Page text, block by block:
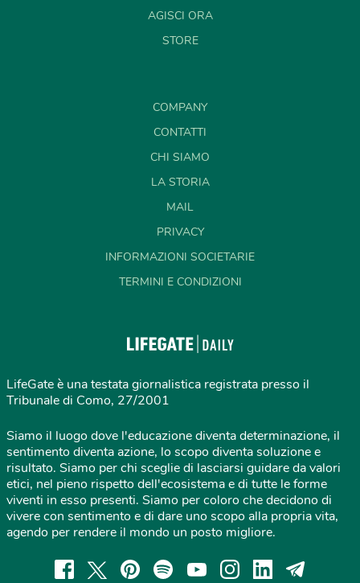
AGISCI ORA
STORE
COMPANY
CONTATTI
CHI SIAMO
LA STORIA
MAIL
PRIVACY
INFORMAZIONI SOCIETARIE
TERMINI E CONDIZIONI
LifeGate è una testata giornalistica registrata presso il
Tribunale di Como, 27/2001
Siamo il luogo dove l'educazione diventa determinazione, il
sentimento diventa azione, lo scopo diventa soluzione e
risultato. Siamo per chi sceglie di lasciarsi guidare da valori
etici, nel pieno rispetto dell'ecosistema e di tutte le forme
viventi in esso presenti. Siamo per coloro che decidono di
vivere con sentimento e di dare uno scopo alla propria vita,
agendo per rendere il mondo un posto migliore.